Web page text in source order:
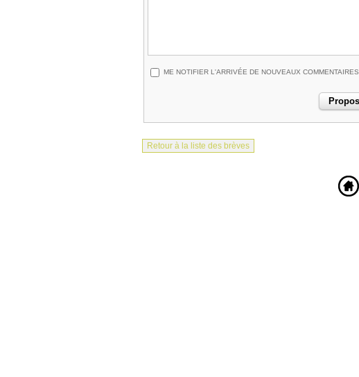
ME NOTIFIER L'ARRIVÉE DE NOUVEAUX COMMENTAIRES
Retour à la liste des brèves